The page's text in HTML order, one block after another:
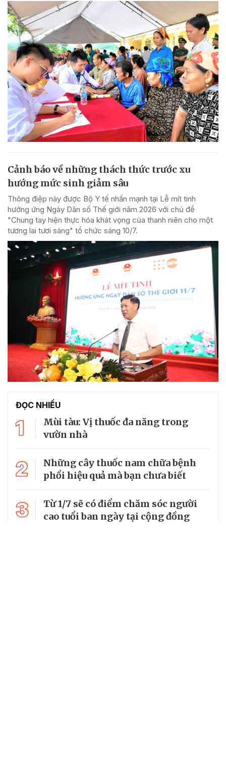
Cảnh báo về những thách thức trước xu
hướng mức sinh giảm sâu
Thông điệp này được Bộ Y tế nhấn mạnh tại Lễ mít tinh
hưởng ứng Ngày Dân số Thế giới năm 2026 với chủ đề
"Chung tay hiện thực hóa khát vọng của thanh niên cho một
tương lai tươi sáng" tổ chức sáng 10/7.
ĐỌC NHIỀU
1
Mùi tàu: Vị thuốc đa năng trong
vườn nhà
2
Những cây thuốc nam chữa bệnh
phổi hiệu quả mà bạn chưa biết
3
Từ 1/7 sẽ có điểm chăm sóc người
cao tuổi ban ngày tại cộng đồng